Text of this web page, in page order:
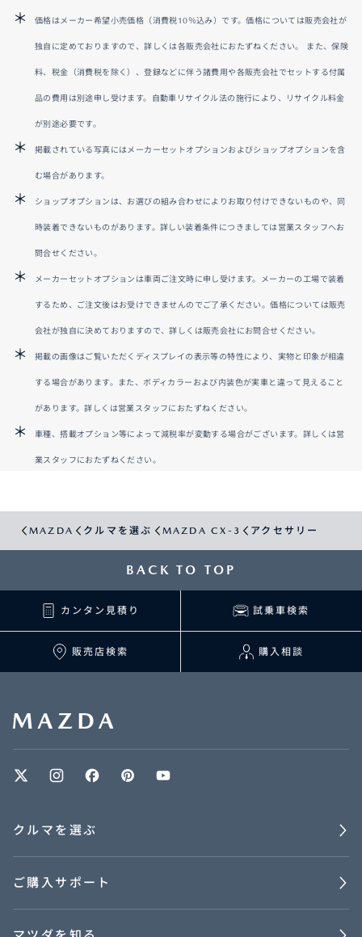
価格はメーカー希望小売価格（消費税10％込み）です。価格については販売会社が
独自に定めておりますので、詳しくは各販売会社におたずねください。 また、保険
料、税金（消費税を除く）、登録などに伴う諸費用や各販売会社でセットする付属
品の費用は別途申し受けます。自動車リサイクル法の施行により、リサイクル料金
が別途必要です。
掲載されている写真にはメーカーセットオプションおよびショップオプションを含
む場合があります。
ショップオプションは、お選びの組み合わせによりお取り付けできないものや、同
時装着できないものがあります。詳しい装着条件につきましては営業スタッフへお
問合せください。
メーカーセットオプションは車両ご注文時に申し受けます。メーカーの工場で装着
するため、ご注文後はお受けできませんのでご了承ください。価格については販売
会社が独自に決めておりますので、詳しくは販売会社にお問合せください。
掲載の画像はご覧いただくディスプレイの表示等の特性により、実物と印象が相違
する場合があります。また、ボディカラーおよび内装色が実車と違って見えること
があります。詳しくは営業スタッフにおたずねください。
車種、搭載オプション等によって減税率が変動する場合がございます。詳しくは営
業スタッフにおたずねください。
MAZDA クルマを選ぶ MAZDA CX-3 アクセサリー
BACK TO TOP
カンタン見積り 試乗車検索
販売店検索 購入相談
クルマを選ぶ
ご購入サポート